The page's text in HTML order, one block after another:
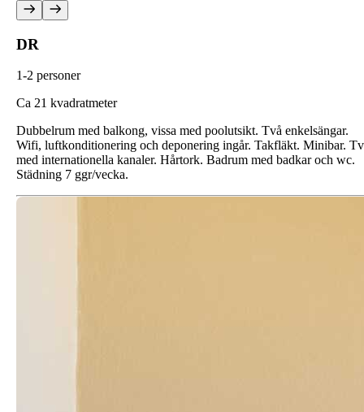
DR
1-2 personer
Ca 21 kvadratmeter
Dubbelrum med balkong, vissa med poolutsikt. Två enkelsängar.
Wifi, luftkonditionering och deponering ingår. Takfläkt. Minibar. Tv
med internationella kanaler. Hårtork. Badrum med badkar och wc.
Städning 7 ggr/vecka.